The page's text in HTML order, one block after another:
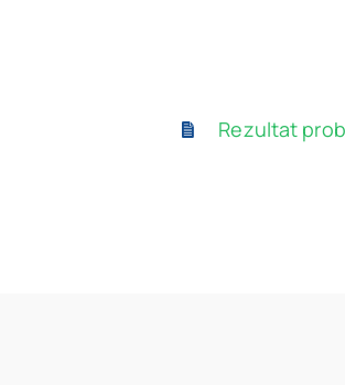
Rezultat